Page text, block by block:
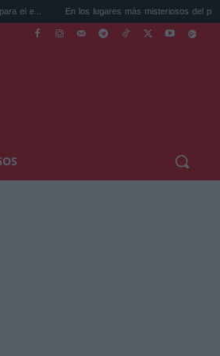
En los lugares más misteriosos del planeta: Stoneh...